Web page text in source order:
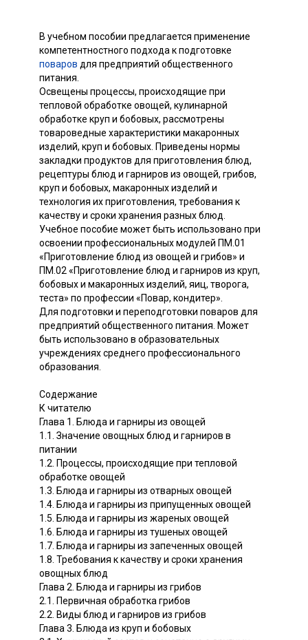
В учебном пособии предлагается применение
компетентностного подхода к подготовке
поваров для предприятий общественного
питания.
Освещены процессы, происходящие при
тепловой обработке овощей, кулинарной
обработке круп и бобовых, рассмотрены
товароведные характеристики макаронных
изделий, круп и бобовых. Приведены нормы
закладки продуктов для приготовления блюд,
рецептуры блюд и гарниров из овощей, грибов,
круп и бобовых, макаронных изделий и
технология их приготовления, требования к
качеству и сроки хранения разных блюд.
Учебное пособие может быть использовано при
освоении профессиональных модулей ПМ.01
«Приготовление блюд из овощей и грибов» и
ПМ.02 «Приготовление блюд и гарниров из круп,
бобовых и макаронных изделий, яиц, творога,
теста» по профессии «Повар, кондитер».
Для подготовки и переподготовки поваров для
предприятий общественного питания. Может
быть использовано в образовательных
учреждениях среднего профессионального
образования.
Содержание
К читателю
Глава 1. Блюда и гарниры из овощей
1.1. Значение овощных блюд и гарниров в
питании
1.2. Процессы, происходящие при тепловой
обработке овощей
1.3. Блюда и гарниры из отварных овощей
1.4. Блюда и гарниры из припущенных овощей
1.5. Блюда и гарниры из жареных овощей
1.6. Блюда и гарниры из тушеных овощей
1.7. Блюда и гарниры из запеченных овощей
1.8. Требования к качеству и сроки хранения
овощных блюд
Глава 2. Блюда и гарниры из грибов
2.1. Первичная обработка грибов
2.2. Виды блюд и гарниров из грибов
Глава 3. Блюда из круп и бобовых